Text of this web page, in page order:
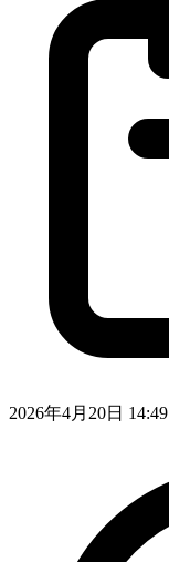
2026年4月20日 14:49